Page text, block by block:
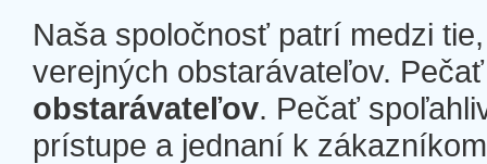
Naša spoločnosť patrí medzi
verejných obstarávateľov.
obstarávateľov. Pečať
prístupe a jednaní k